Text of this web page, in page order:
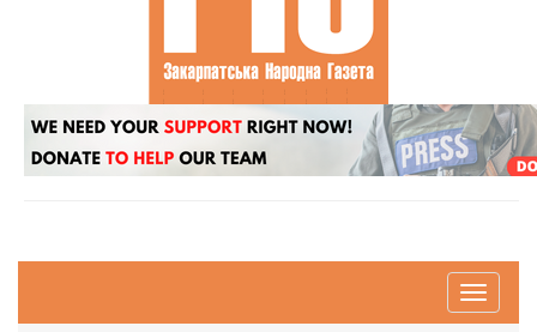
Toggle